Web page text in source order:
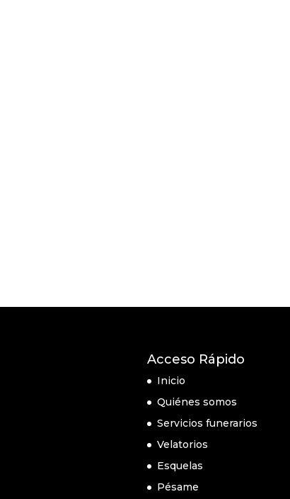
Acceso Rápido
Inicio
Quiénes somos
Servicios funerarios
Velatorios
Esquelas
Pésame